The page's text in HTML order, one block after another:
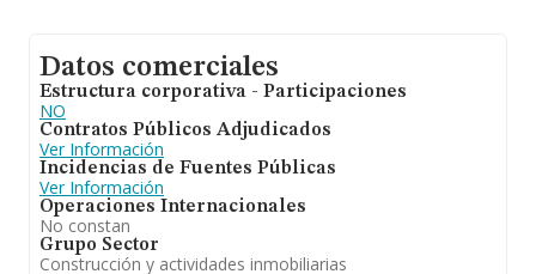
Datos comerciales
Estructura corporativa - Participaciones
NO
Contratos Públicos Adjudicados
Ver Información
Incidencias de Fuentes Públicas
Ver Información
Operaciones Internacionales
No constan
Grupo Sector
Construcción y actividades inmobiliarias